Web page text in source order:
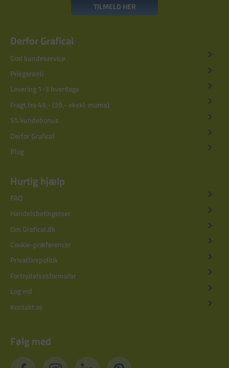
TILMELD HER
Derfor Grafical
God kundeservice
Prisgaranti
Levering 1-3 hverdage
Fragt fra 49,- (39,- ekskl. moms)
5% kundebonus
Derfor Grafical
Blog
Hurtig hjælp
FAQ
Handelsbetingelser
Om Grafical.dk
Cookie-præferencer
Privatlivspolitik
Fortrydelsesformular
Log ind
Kontakt os
Følg med